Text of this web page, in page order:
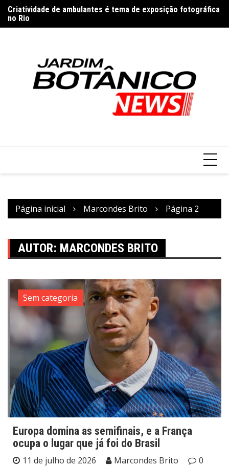
para
o
Criatividade de ambulantes é tema de exposição fotográfica
no Rio
Página inicial Marcondes Brito Página 2
AUTOR: MARCONDES BRITO
Sem categoria
Europa domina as semifinais, e a França
ocupa o lugar que já foi do Brasil
11 de julho de 2026 Marcondes Brito
0